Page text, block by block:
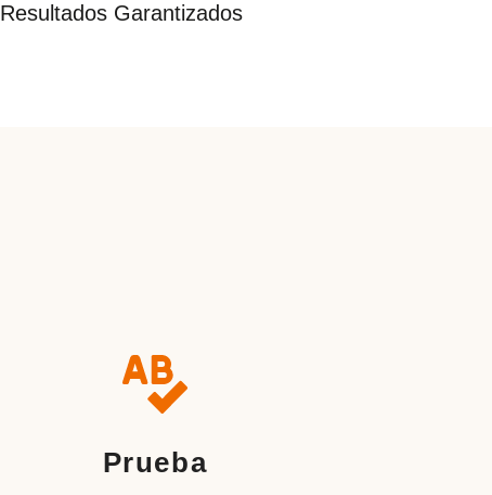
Resultados Garantizados
Prueba